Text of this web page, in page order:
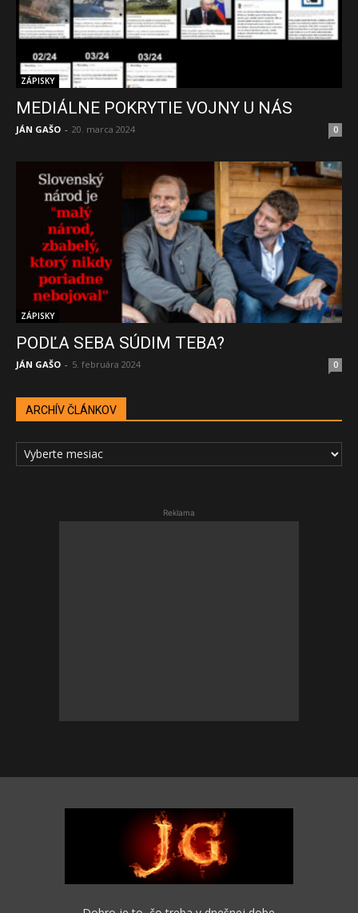
ZÁPISKY
MEDIÁLNE POKRYTIE VOJNY U NÁS
JÁN GAŠO - 20. marca 2024 0
ZÁPISKY
PODĽA SEBA SÚDIM TEBA?
JÁN GAŠO - 5. februára 2024 0
ARCHÍV ČLÁNKOV
ARCHÍV
ČLÁNKOV
Reklama